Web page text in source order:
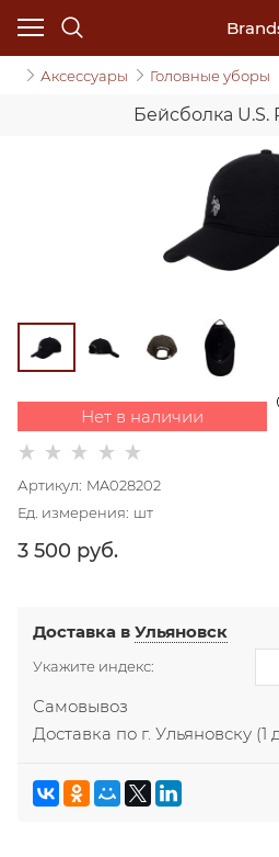
Аксессуары Головные уборы
Бейсболка U.S.
Нет в наличии
Артикул: MA028202
Ед. измерения: шт
3 500 руб.
Доставка вУльяновск
Укажите индекс:
Самовывоз
Доставка по г. Ульяновску (1